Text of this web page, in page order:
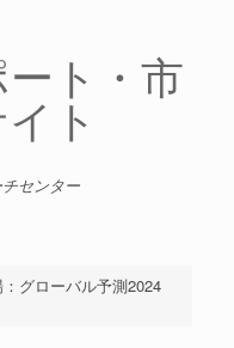
ト・市
ト
センター
グローバル予測2024